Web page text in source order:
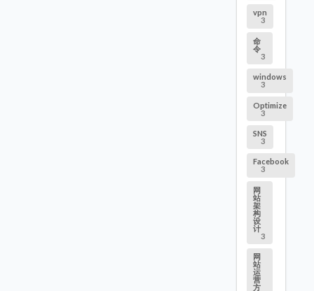
vpn
3
命
令
3
windows
3
Optimize
3
SNS
3
Facebook
3
网
站
架
构
设
计
3
网
站
运
营
方